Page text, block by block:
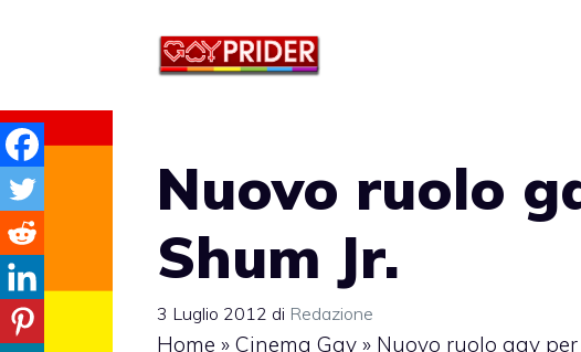
Nuovo ruolo
Shum Jr.
3 Luglio 2012 di Redazione
Home » Cinema Gay » Nuovo ruolo gay